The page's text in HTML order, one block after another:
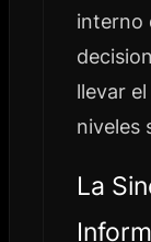
interno
llevar
niveles
La